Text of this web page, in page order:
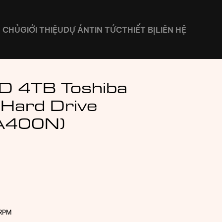
CHỦGIỚI THIỆUDỰ ÁNTIN TỨCTHIẾT BỊLIÊN HỆ
4TB Toshiba
Drive